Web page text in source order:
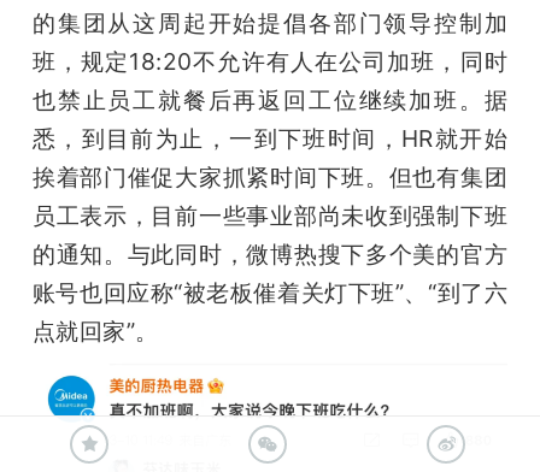
的集团从这周起开始提倡各部门领导控制加
班，规定18:20不允许有人在公司加班，同时
也禁止员工就餐后再返回工位继续加班。据
悉，到目前为止，一到下班时间，HR就开始
挨着部门催促大家抓紧时间下班。但也有集团
员工表示，目前一些事业部尚未收到强制下班
的通知。与此同时，微博热搜下多个美的官方
账号也回应称“被老板催着关灯下班”、“到了六
点就回家”。